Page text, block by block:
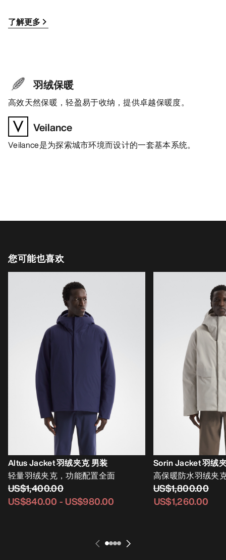
了解更多
羽绒保暖
高效天然保暖，轻盈易于收纳，提供卓越保暖度。
Veilance
Veilance是为探索城市环境而设计的一套基本系统。
您可能也喜欢
Altus Jacket 羽绒夹克 男装
轻量羽绒夹克，功能配置全面
US$1,400.00
US$840.00 -US$980.00
Sorin Jacket 羽绒
高保暖防水羽绒夹
US$1,800.00
US$1,260.00